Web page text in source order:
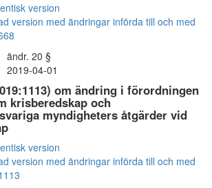
version
version med ändringar införda till och med
ändr. 20 §
2019-04-01
om ändring i förordningen
krisberedskap och
myndigheters åtgärder vid
version
version med ändringar införda till och med